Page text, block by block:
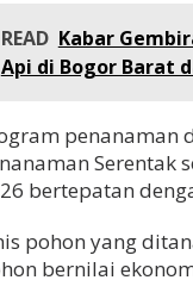
READ Kabar
Api di Bogor Barat
penanaman
Serentak
bertepatan
pohon yang
bernilai